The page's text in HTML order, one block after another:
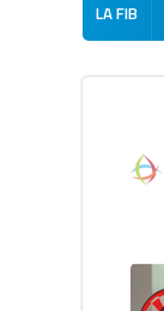
LA FIB